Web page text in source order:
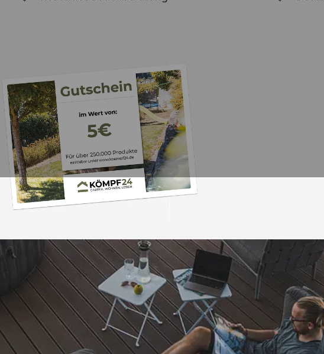
Trusted Shops
4,81/ 5
25.974 Bewertungen
„Hervorragend schnelle Lieferung.
Die Ware war natürlich im
perfekten Zustand. Ich werde die
nächsten Tage wieder bestellen
Grüße an die Belegschaft gute
08.08.2026